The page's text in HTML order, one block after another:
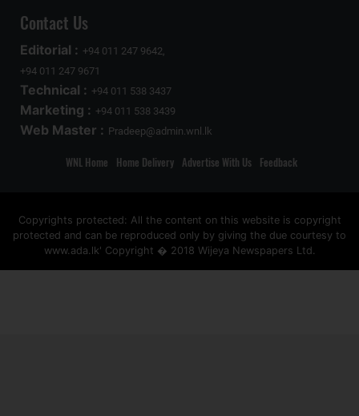
Contact Us
Editorial : +94 011 247 9642,
+94 011 247 9671
Technical : +94 011 538 3437
Marketing : +94 011 538 3439
Web Master : Pradeep@admin.wnl.lk
WNL Home Home Delivery Advertise With Us Feedback
Copyrights protected: All the content on this website is copyright
protected and can be reproduced only by giving the due courtesy to
www.ada.lk' Copyright � 2018 Wijeya Newspapers Ltd.